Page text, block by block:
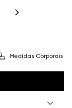
Medidas Corporais